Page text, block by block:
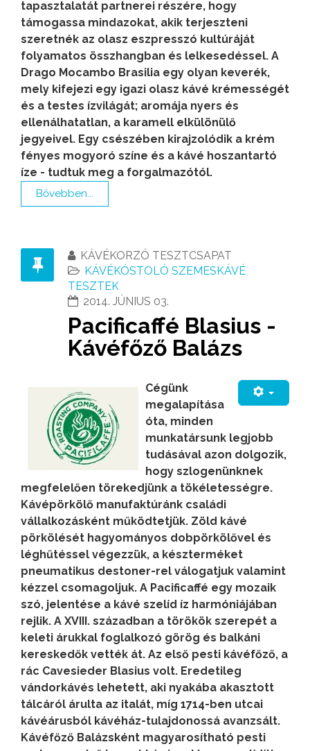
tapasztalatát partnerei részére, hogy
támogassa mindazokat, akik terjeszteni
szeretnék az olasz eszpresszó kultúráját
folyamatos összhangban és lelkesedéssel. A
Drago Mocambo Brasilia egy olyan keverék,
mely kifejezi egy igazi olasz kávé krémességét
és a testes ízvilágát; aromája nyers és
ellenálhatatlan, a karamell elkülönülő
jegyeivel. Egy csészében kirajzolódik a krém
fényes mogyoró színe és a kávé hoszantartó
íze - tudtuk meg a forgalmazótól.
Bővebben...
KÁVÉKORZÓ TESZTCSAPAT
KÁVÉKÓSTOLÓ SZEMESKÁVÉ
TESZTEK
2014. JÚNIUS 03.
Pacificaffé Blasius -
Kávéfőző Balázs
Cégünk
megalapítása
óta, minden
munkatársunk legjobb
tudásával azon dolgozik,
hogy szlogenünknek
megfelelően törekedjünk a tökéletességre.
Kávépörkölő manufaktúránk családi
vállalkozásként működtetjük. Zöld kávé
pörkölését hagyományos dobpörkölővel és
léghűtéssel végezzük, a készterméket
pneumatikus destoner-rel válogatjuk valamint
kézzel csomagoljuk. A Pacificaffé egy mozaik
szó, jelentése a kávé szelíd íz harmóniájában
rejlik. A XVIII. században a törökök szerepét a
keleti árukkal foglalkozó görög és balkáni
kereskedők vették át. Az első pesti kávéfőző, a
rác Cavesieder Blasius volt. Eredetileg
vándorkávés lehetett, aki nyakába akasztott
tálcáról árulta az italát, míg 1714-ben utcai
kávéárusból kávéház-tulajdonossá avanzsált.
Kávéfőző Balázsként magyarosítható pesti